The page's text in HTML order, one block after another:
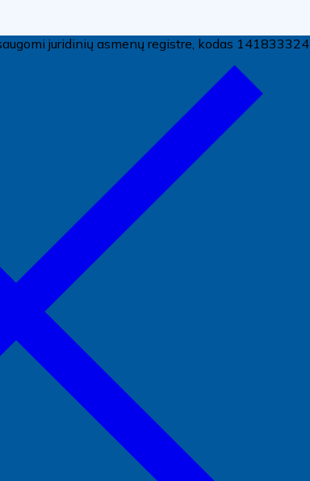
juridinių asmenų registre, kodas 141833324